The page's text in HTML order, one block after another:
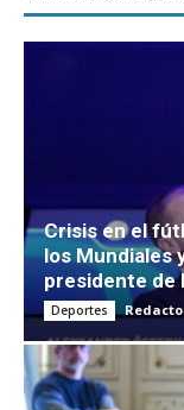
Crisis en el
los Mundiales
presidente de
Deportes